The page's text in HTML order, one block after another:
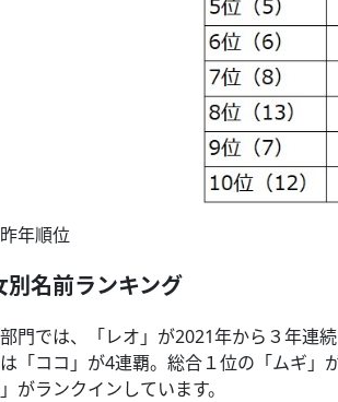
昨年順位
別名前ランキング
門では、「レオ」が2021年から３年連
「ココ」が4連覇。総合１位の「ムギ」
」がランクインしています。